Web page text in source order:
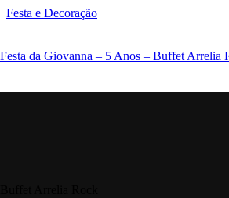
Festa e Decoração
Festa da Giovanna – 5 Anos – Buffet Arrelia